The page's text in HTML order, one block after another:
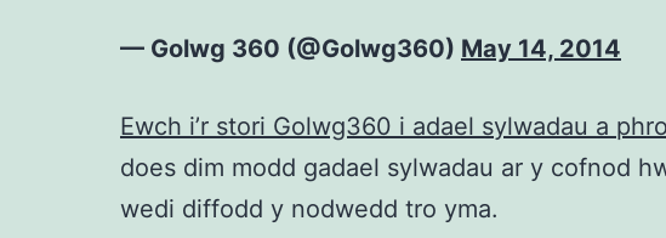
— Golwg 360 (@Golwg360) May 14, 2014
Ewch i’r stori Golwg360 i adael sylwadau a
does dim modd gadael sylwadau ar y cofnod
wedi diffodd y nodwedd tro yma.